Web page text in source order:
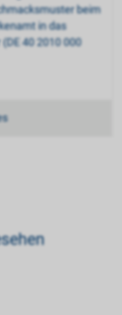
beim
in das
40 2010 000